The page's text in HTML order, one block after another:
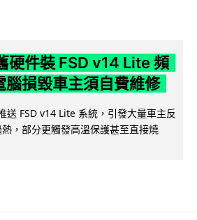
硬件裝 FSD v14 Lite 頻
腦損毀車主須自費維修
送 FSD v14 Lite 系統，引發大量車主反
，部分更觸發高溫保護甚至直接燒